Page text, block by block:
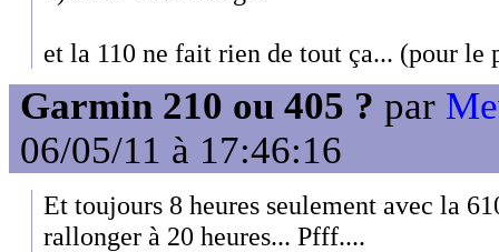
et la 110 ne fait rien de tout ça... (pour le
Garmin 210 ou 405 ? par
06/05/11 à 17:46:16
Et toujours 8 heures seulement avec la
rallonger à 20 heures... Pfff....